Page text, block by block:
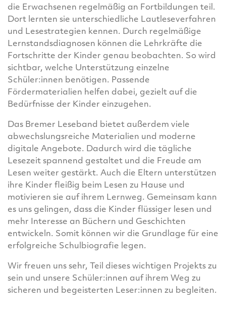
die Erwachsenen regelmäßig an Fortbildungen teil.
Dort lernten sie unterschiedliche Lautleseverfahren
und Lesestrategien kennen. Durch regelmäßige
Lernstandsdiagnosen können die Lehrkräfte die
Fortschritte der Kinder genau beobachten. So wird
sichtbar, welche Unterstützung einzelne
Schüler:innen benötigen. Passende
Fördermaterialien helfen dabei, gezielt auf die
Bedürfnisse der Kinder einzugehen.
Das Bremer Leseband bietet außerdem viele
abwechslungsreiche Materialien und moderne
digitale Angebote. Dadurch wird die tägliche
Lesezeit spannend gestaltet und die Freude am
Lesen weiter gestärkt. Auch die Eltern unterstützen
ihre Kinder fleißig beim Lesen zu Hause und
motivieren sie auf ihrem Lernweg. Gemeinsam kann
es uns gelingen, dass die Kinder flüssiger lesen und
mehr Interesse an Büchern und Geschichten
entwickeln. Somit können wir die Grundlage für eine
erfolgreiche Schulbiografie legen.
Wir freuen uns sehr, Teil dieses wichtigen Projekts zu
sein und unsere Schüler:innen auf ihrem Weg zu
sicheren und begeisterten Leser:innen zu begleiten.